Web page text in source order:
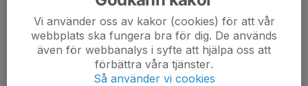
Tränare
Ålder
32 år
Vi använder oss av kakor (cookies) för att vår
webbplats ska fungera bra för dig. De används
även för webbanalys i syfte att hjälpa oss att
förbättra våra tjänster.
Så använder vi cookies